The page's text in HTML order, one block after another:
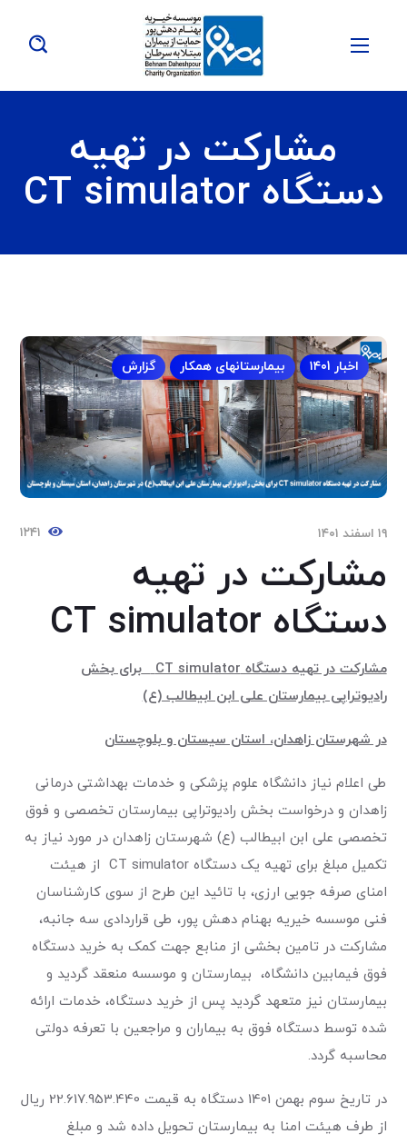
مشارکت در تهیه
دستگاه CT simulator
اخبار ۱۴۰1 بیمارستانهای همکار گزارش
۱۹ اسفند ۱۴۰۱ ۱۲۴۱
مشارکت در تهیه
دستگاه CT simulator
مشارکت در تهیه دستگاهCT simulator
برای بخش
رادیوتراپی بیمارستان علی ابن ابیطالب (ع)
در شهرستان زاهدان، استان سیستان و بلوچستان
طی اعلام نیاز دانشگاه علوم پزشکی و خدمات بهداشتی درمانی
زاهدان و درخواست بخش رادیوتراپی بیمارستان تخصصی و فوق
تخصصی علی ابن ابیطالب (ع) شهرستان زاهدان در مورد نیاز به
تکمیل مبلغ برای تهیه یک دستگاه CT simulator از هیئت
امنای صرفه جویی ارزی، با تائید این طرح از سوی کارشناسان
فنی موسسه خیریه بهنام دهش پور، طی قراردادی سه جانبه،
مشارکت در تامین بخشی از منابع جهت کمک به خرید دستگاه
فوق فیمابین دانشگاه، بیمارستان و موسسه منعقد گردید و
بیمارستان نیز متعهد گردید پس از خرید دستگاه، خدمات ارائه
شده توسط دستگاه فوق به بیماران و مراجعین با تعرفه دولتی
محاسبه گردد.
در تاریخ سوم بهمن 1401 دستگاه به قیمت 22.617.953.440 ریال
از طرف هیئت امنا به بیمارستان تحویل داده شد و مبلغ